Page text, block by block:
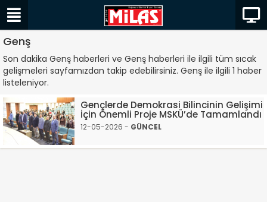
Genş
Son dakika Genş haberleri ve Genş haberleri ile ilgili tüm sıcak
gelişmeleri sayfamızdan takip edebilirsiniz. Genş ile ilgili 1 haber
listeleniyor.
Gençlerde Demokrasi Bilincinin Gelişimi
İçin Önemli Proje MSKÜ’de Tamamlandı
12-05-2026 - GÜNCEL